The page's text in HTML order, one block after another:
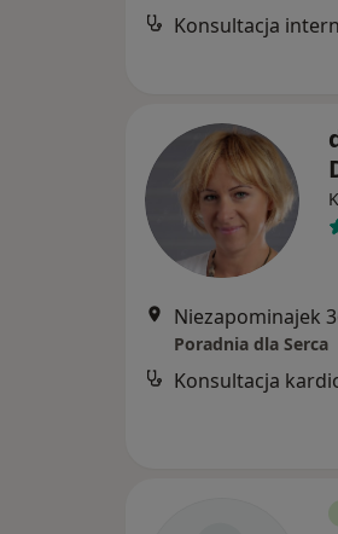
Konsultacja
Niezapominajek
Poradnia dla Serca
Konsultacja